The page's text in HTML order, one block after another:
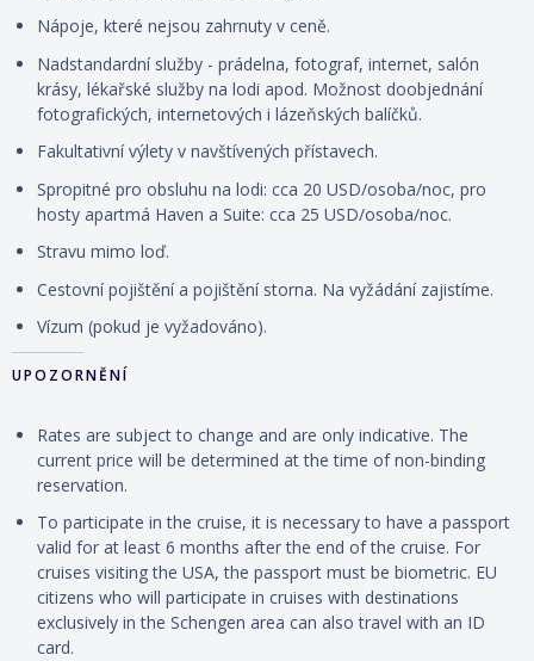
Nápoje, které nejsou zahrnuty v ceně.
Nadstandardní služby - prádelna, fotograf, internet, salón
krásy, lékařské služby na lodi apod. Možnost doobjednání
fotografických, internetových i lázeňských balíčků.
Fakultativní výlety v navštívených přístavech.
Spropitné pro obsluhu na lodi: cca 20 USD/osoba/noc, pro
hosty apartmá Haven a Suite: cca 25 USD/osoba/noc.
Stravu mimo loď.
Cestovní pojištění a pojištění storna. Na vyžádání zajistíme.
Vízum (pokud je vyžadováno).
UPOZORNĚNÍ
Rates are subject to change and are only indicative. The
current price will be determined at the time of non-binding
reservation.
To participate in the cruise, it is necessary to have a passport
valid for at least 6 months after the end of the cruise. For
cruises visiting the USA, the passport must be biometric. EU
citizens who will participate in cruises with destinations
exclusively in the Schengen area can also travel with an ID
card.